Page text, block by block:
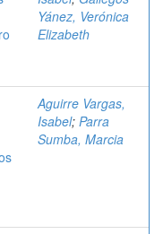
Yánez, Verónica
Elizabeth
Aguirre Vargas,
Isabel; Parra
Sumba, Marcia